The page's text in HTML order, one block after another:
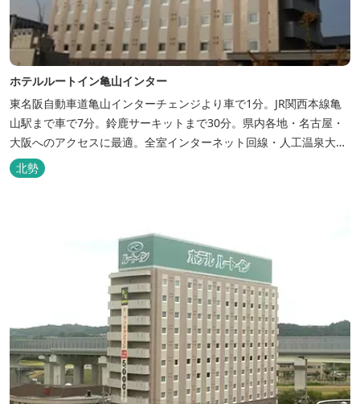
ホテルルートイン亀山インター
東名阪自動車道亀山インターチェンジより車で1分。JR関西本線亀
山駅まで車で7分。鈴鹿サーキットまで30分。県内各地・名古屋・
大阪へのアクセスに最適。全室インターネット回線・人工温泉大浴
場・無料平面駐車場89台完備。
北勢